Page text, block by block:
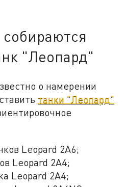
"Леопард"
о намерении
танки "Леопард"
Leopard 2A6;
Leopard 2A4;
Leopard 2A4;